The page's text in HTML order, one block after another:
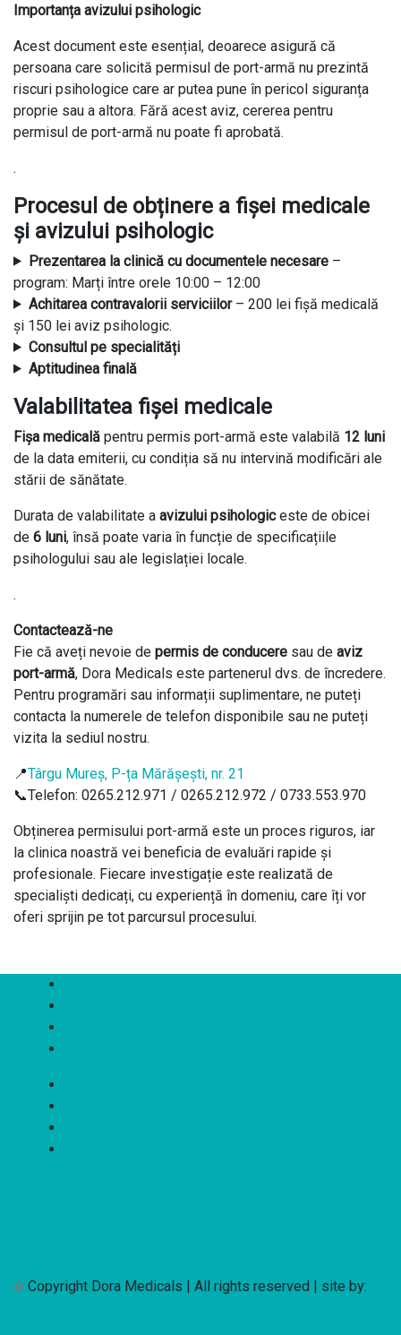
Importanța avizului psihologic
Acest document este esențial, deoarece asigură că
persoana care solicită permisul de port-armă nu prezintă
riscuri psihologice care ar putea pune în pericol siguranța
proprie sau a altora. Fără acest aviz, cererea pentru
permisul de port-armă nu poate fi aprobată.
.
Procesul de obținere a fișei medicale
și avizului psihologic
Prezentarea la clinică cu documentele necesare–
program: Marți între orele 10:00 – 12:00
Achitarea contravalorii serviciilor– 200 lei fișă medicală
și 150 lei aviz psihologic.
Consultul pe specialități
Aptitudinea finală
Valabilitatea fișei medicale
Fișa medicală pentru permis port-armă este valabilă 12 luni
de la data emiterii, cu condiția să nu intervină modificări ale
stării de sănătate.
Durata de valabilitate a avizului psihologiceste de obicei
de 6 luni, însă poate varia în funcție de specificațiile
psihologului sau ale legislației locale.
.
Contactează-ne
Fie că aveți nevoie de permis de conducere sau de aviz
port-armă, Dora Medicals este partenerul dvs. de încredere.
Pentru programări sau informații suplimentare, ne puteți
contacta la numerele de telefon disponibile sau ne puteți
vizita la sediul nostru.
📍Târgu Mureș, P-ța Mărășești, nr. 21
📞Telefon: 0265.212.971 / 0265.212.972 / 0733.553.970
Obținerea permisului port-armă este un proces riguros, iar
la clinica noastră vei beneficia de evaluări rapide și
profesionale. Fiecare investigație este realizată de
specialiști dedicați, cu experiență în domeniu, care îți vor
oferi sprijin pe tot parcursul procesului.
Copyright Dora Medicals | All rights reserved | site by: